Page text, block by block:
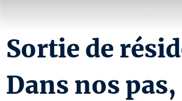
Sortie de
Dans nos pas,